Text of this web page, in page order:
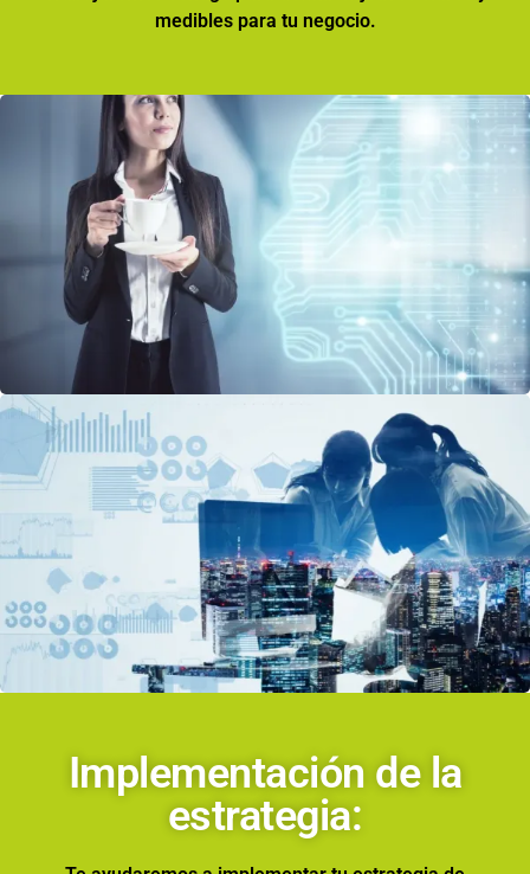
medibles para tu negocio.
Implementación de la
estrategia: